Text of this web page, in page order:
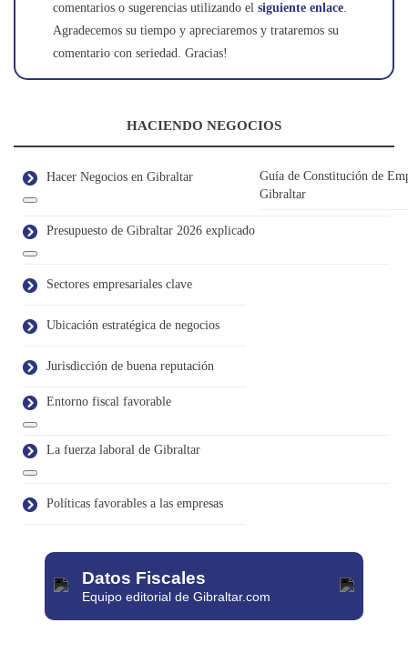
comentarios o sugerencias utilizando el siguiente enlace.
Agradecemos su tiempo y apreciaremos y trataremos su
comentario con seriedad. Gracias!
HACIENDO NEGOCIOS
Hacer Negocios en Gibraltar
Guía de Constitución de
Gibraltar
Presupuesto de Gibraltar 2026 explicado
Sectores empresariales clave
Ubicación estratégica de negocios
Jurisdicción de buena reputación
Entorno fiscal favorable
La fuerza laboral de Gibraltar
Políticas favorables a las empresas
Datos Fiscales
Equipo editorial de Gibraltar.com